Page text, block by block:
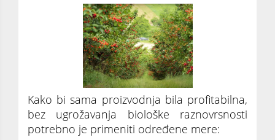
Kako bi sama proizvodnja bila profitabilna,
bez ugrožavanja biološke raznovrsnosti
potrebno je primeniti određene mere: